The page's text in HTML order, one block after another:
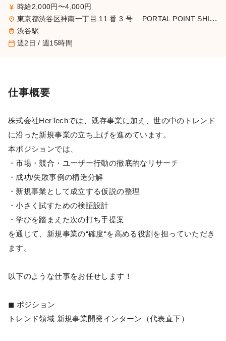
currency_yen 時給2,000円〜4,000円
place 東京都渋谷区神南一丁目 11 番 3 号 PORTAL POINT SHIBUYA 6階
train 渋谷駅
calendar_today 週2日 / 週15時間
仕事概要
株式会社HerTechでは、既存事業に加え、世の中のトレンド
に沿った新規事業の立ち上げを進めています。
本ポジションでは、
・市場・競合・ユーザー行動の徹底的なリサーチ
・成功/失敗事例の構造分解
・新規事業として成立する仮説の整理
・小さく試すための検証設計
・学びを踏まえた次の打ち手提案
を通じて、新規事業の“確度“を高める役割を担っていただき
ます。
以下のような仕事をお任せします！
◼︎ ポジション
トレンド領域 新規事業開発インターン（代表直下）